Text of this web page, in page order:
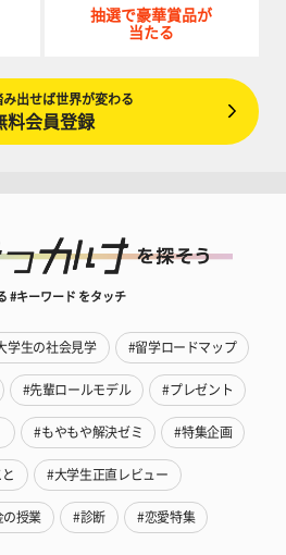
抽選で豪華賞品が
当たる
み出せば世界が変わる
料会員登録
#キーワード をタッチ
学生の社会見学 #留学ロードマップ
#先輩ロールモデル #プレゼント
#もやもや解決ゼミ #特集企画
#大学生正直レビュー
の授業 #診断 #恋愛特集